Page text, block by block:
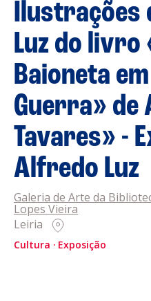
Clubes
Contactos
Informações
Política de Privacidade
Acompanhe a Leiria Agenda
Ilustrações
Luz do livro
Baioneta
Guerra» de
Tavares» -
Alfredo Luz
Galeria de Arte da
Lopes Vieira
Leiria
Cultura Exposição
Gravar